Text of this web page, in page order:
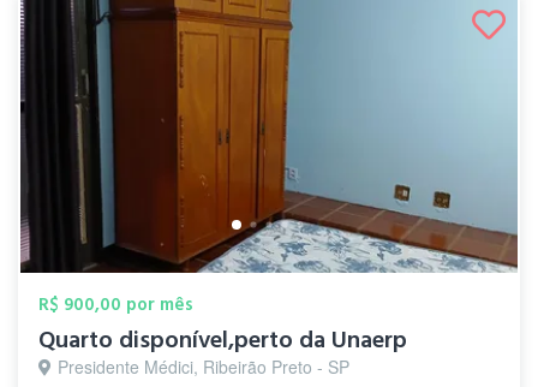
R$ 900,00 por mês
Quarto disponível,perto da Unaerp
Presidente Médici, Ribeirão Preto - SP